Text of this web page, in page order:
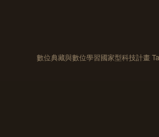
數位典藏與數位學習國家型科技計畫